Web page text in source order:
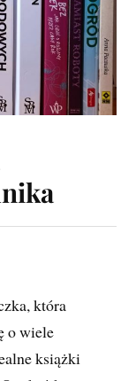
która
o wiele
książki